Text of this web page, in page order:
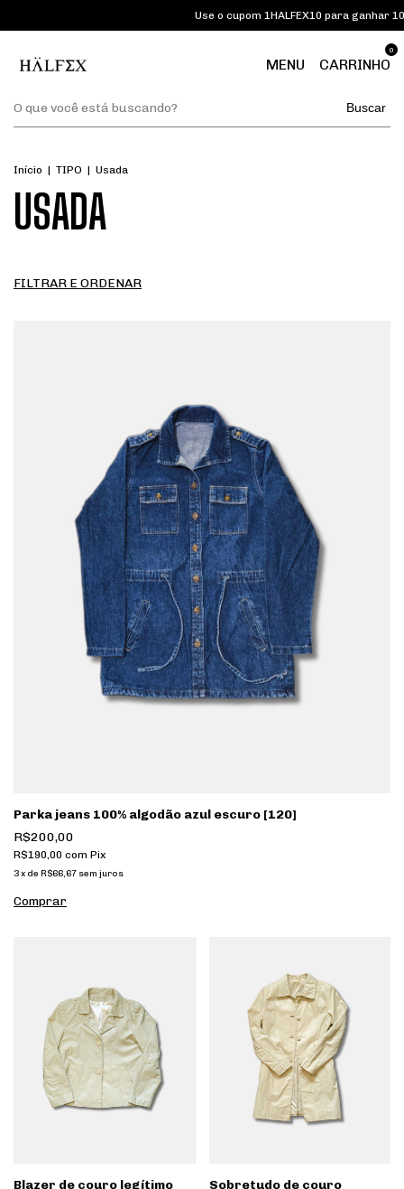
Use o cupom 1HALFEX10 para ganhar 10%
MENU CARRINHO
0
Buscar
Início | TIPO | Usada
USADA
FILTRAR E ORDENAR
Parka jeans 100% algodão azul escuro [120]
R$200,00
R$190,00 com Pix
3x de R$66,67 sem juros
Blazer de couro legítimo
Sobretudo de couro